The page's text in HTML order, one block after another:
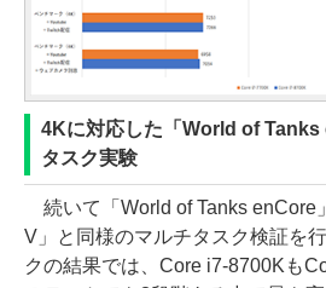
4Kに対応した「World of Tanks
タスク実験
続いて「World of Tanks enCore
V」と同様のマルチタスク検証を
クの結果では、Core i7-8700Kも